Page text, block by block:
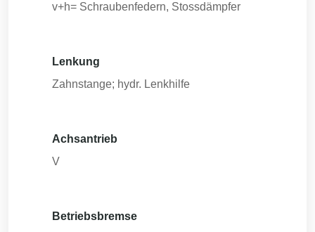
v+h= Schraubenfedern, Stossdämpfer
Lenkung
Zahnstange; hydr. Lenkhilfe
Achsantrieb
V
Betriebsbremse